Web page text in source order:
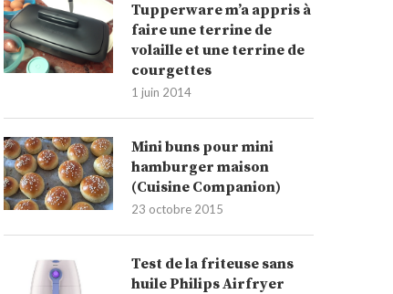
Tupperware m’a appris à
faire une terrine de
volaille et une terrine de
courgettes
1 juin 2014
Mini buns pour mini
hamburger maison
(Cuisine Companion)
23 octobre 2015
Test de la friteuse sans
huile Philips Airfryer